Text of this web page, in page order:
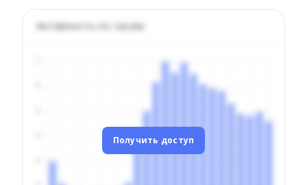
Активность по часам
Получить доступ